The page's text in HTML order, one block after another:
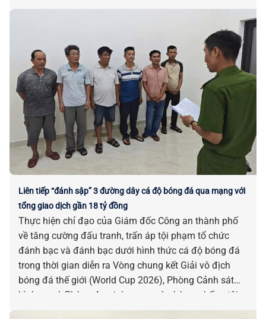
Liên tiếp “đánh sập” 3 đường dây cá độ bóng đá qua mạng với
tổng giao dịch gần 18 tỷ đồng
Thực hiện chỉ đạo của Giám đốc Công an thành phố
về tăng cường đấu tranh, trấn áp tội phạm tổ chức
đánh bạc và đánh bạc dưới hình thức cá độ bóng đá
trong thời gian diễn ra Vòng chung kết Giải vô địch
bóng đá thế giới (World Cup 2026), Phòng Cảnh sát
hình sự và Phòng An ninh mạng và phòng, chống tội
phạm sử dụng công nghệ cao đồng loạt triển khai các